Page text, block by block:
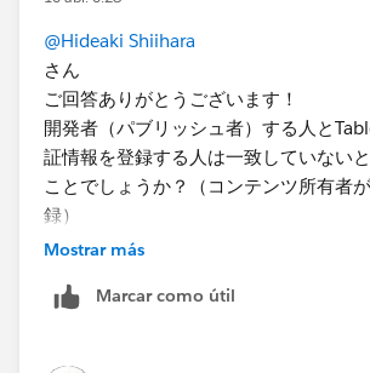
@Hideaki Shiihara
さん
ご回答ありがとうございます！
開発者（パブリッシュ者）する人と
証情報を登録する人は一致していない
ことでしょうか？（コンテンツ所有者
録）
TableauServerでのキーの管理は管理者
か？
また、上記とは話がずれますが、デー
Mostrar más
Marcar como útil